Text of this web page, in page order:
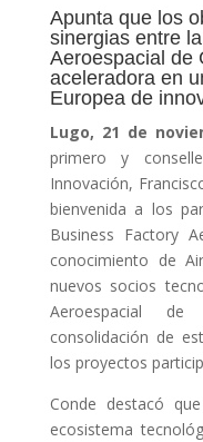
Apunta que los
sinergias entre
Aeroespacial de
aceleradora en
Europea de
Lugo, 21 de
primero y
Innovación,
bienvenida a los
Business Factory
conocimiento de
nuevos socios
Aeroespacial
consolidación de
los proyectos
Conde destacó
ecosistema